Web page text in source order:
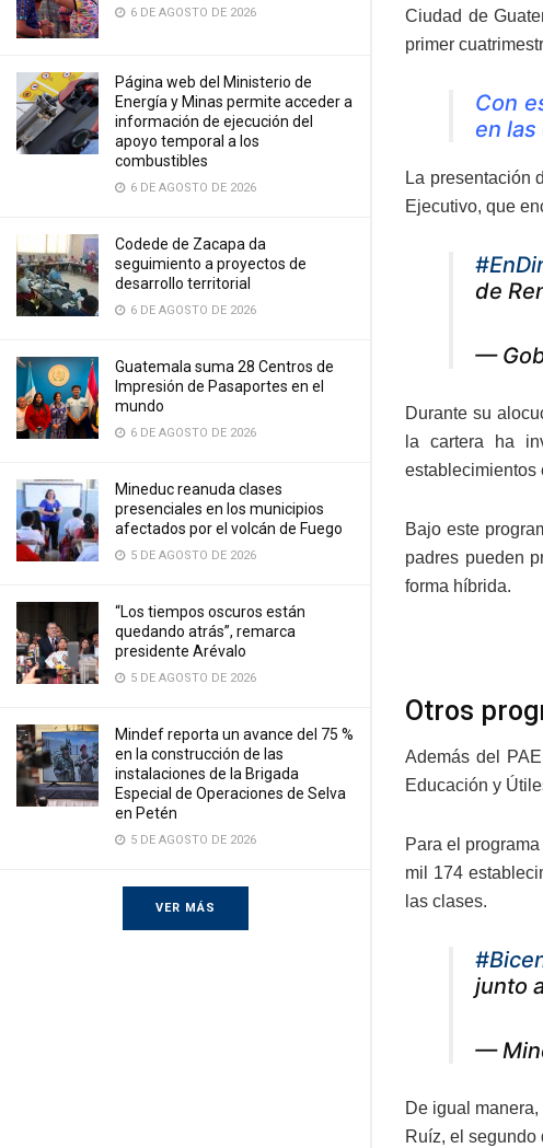
6 DE AGOSTO DE 2026
Página web del Ministerio de
Energía y Minas permite acceder a
información de ejecución del
apoyo temporal a los
combustibles
6 DE AGOSTO DE 2026
Codede de Zacapa da
seguimiento a proyectos de
desarrollo territorial
6 DE AGOSTO DE 2026
Guatemala suma 28 Centros de
Impresión de Pasaportes en el
mundo
6 DE AGOSTO DE 2026
Mineduc reanuda clases
presenciales en los municipios
afectados por el volcán de Fuego
5 DE AGOSTO DE 2026
“Los tiempos oscuros están
quedando atrás”, remarca
presidente Arévalo
5 DE AGOSTO DE 2026
Mindef reporta un avance del 75 %
en la construcción de las
instalaciones de la Brigada
Especial de Operaciones de Selva
en Petén
5 DE AGOSTO DE 2026
VER MÁS
Ciudad de
primer
Con
en
La presentación
Ejecutivo, que
de
—
Durante su
la cartera ha
establecimientos
Bajo este
padres pueden
forma híbrida.
Otros
Además del
Educación y
Para el
mil 174
las clases.
junto
—
De igual
Ruíz, el segundo